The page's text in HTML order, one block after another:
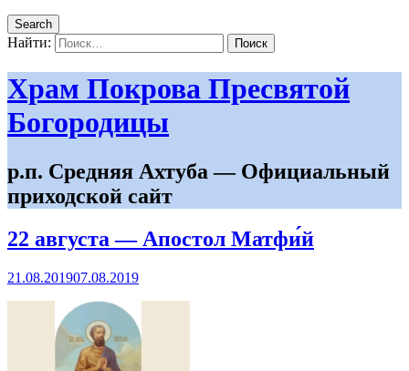
Search
Найти:
Храм Покрова Пресвятой
Богородицы
р.п. Средняя Ахтуба — Официальный
приходской сайт
22 августа — Апостол Матфи́й
21.08.201907.08.2019